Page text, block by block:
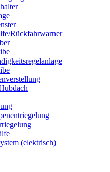
Rückfahrwarner
(elektrisch)